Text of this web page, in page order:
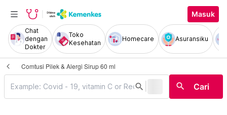
Masuk
Chat
dengan
Dokter
Toko
Kesehatan
Homecare Asuransiku
Comtusi Pilek & Alergi Sirup 60 ml
search search Cari